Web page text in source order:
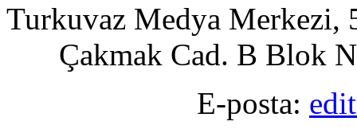
Turkuvaz Medya Merkezi,
Çakmak Cad. B Blok
E-posta: